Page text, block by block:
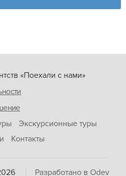
«Поехали с нами»
Экскурсионные туры
Контакты
Разработано в Odev